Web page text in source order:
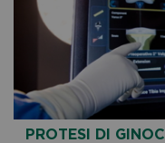
PROTESI DI